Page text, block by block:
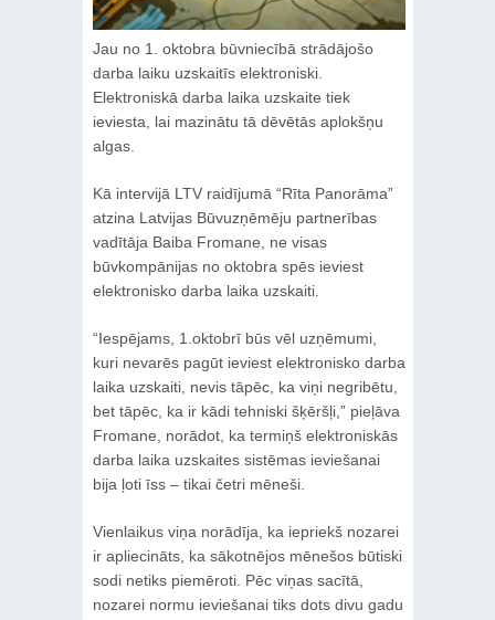
Jau no 1. oktobra būvniecībā strādājošo
darba laiku uzskaitīs elektroniski.
Elektroniskā darba laika uzskaite tiek
ieviesta, lai mazinātu tā dēvētās aplokšņu
algas.
Kā intervijā LTV raidījumā “Rīta Panorāma”
atzina Latvijas Būvuzņēmēju partnerības
vadītāja Baiba Fromane, ne visas
būvkompānijas no oktobra spēs ieviest
elektronisko darba laika uzskaiti.
“Iespējams, 1.oktobrī būs vēl uzņēmumi,
kuri nevarēs pagūt ieviest elektronisko darba
laika uzskaiti, nevis tāpēc, ka viņi negribētu,
bet tāpēc, ka ir kādi tehniski šķēršļi,” pieļāva
Fromane, norādot, ka termiņš elektroniskās
darba laika uzskaites sistēmas ieviešanai
bija ļoti īss – tikai četri mēneši.
Vienlaikus viņa norādīja, ka iepriekš nozarei
ir apliecināts, ka sākotnējos mēnešos būtiski
sodi netiks piemēroti. Pēc viņas sacītā,
nozarei normu ieviešanai tiks dots divu gadu